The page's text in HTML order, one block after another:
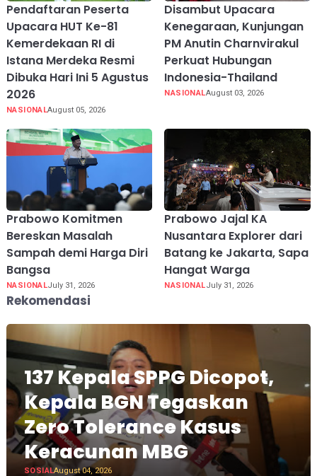
Pendaftaran Peserta
Upacara HUT Ke-81
Kemerdekaan RI di
Istana Merdeka Resmi
Dibuka Hari Ini 5 Agustus
2026
NASIONALAugust 05, 2026
Disambut Upacara
Kenegaraan, Kunjungan
PM Anutin Charnvirakul
Perkuat Hubungan
Indonesia-Thailand
NASIONALAugust 03, 2026
Prabowo Komitmen
Bereskan Masalah
Sampah demi Harga Diri
Bangsa
NASIONALJuly 31, 2026
Prabowo Jajal KA
Nusantara Explorer dari
Batang ke Jakarta, Sapa
Hangat Warga
NASIONALJuly 31, 2026
Rekomendasi
137 Kepala SPPG Dicopot,
Kepala BGN Tegaskan
Zero Tolerance Kasus
Keracunan MBG
SOSIALAugust 04, 2026